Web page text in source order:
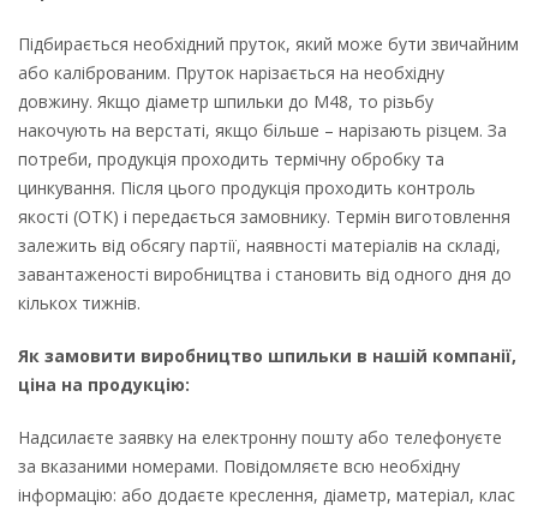
Підбирається необхідний пруток, який може бути звичайним
або каліброваним. Пруток нарізається на необхідну
довжину. Якщо діаметр шпильки до М48, то різьбу
накочують на верстаті, якщо більше – нарізають різцем. За
потреби, продукція проходить термічну обробку та
цинкування. Після цього продукція проходить контроль
якості (ОТК) і передається замовнику. Термін виготовлення
залежить від обсягу партії, наявності матеріалів на складі,
завантаженості виробництва і становить від одного дня до
кількох тижнів.
Як замовити виробництво шпильки в нашій компанії,
ціна на продукцію:
Надсилаєте заявку на електронну пошту або телефонуєте
за вказаними номерами. Повідомляєте всю необхідну
інформацію: або додаєте креслення, діаметр, матеріал, клас